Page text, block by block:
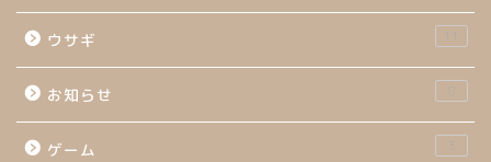
ウサギ
お知らせ
ゲーム